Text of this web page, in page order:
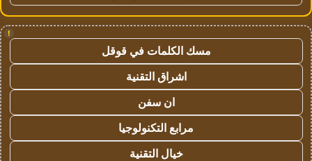
!
مسك الكلمات في قوقل
اشراق التقنية
ان سفن
مرابع التكنولوجيا
خيال التقنية